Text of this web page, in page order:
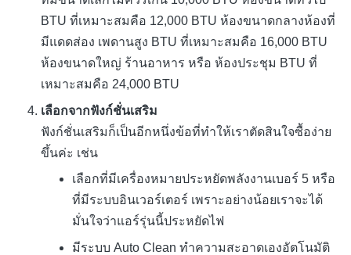
BTU ที่เหมาะสมคือ 12,000 BTU ห้องขนาดกลางห้องที่
มีแดดส่อง เพดานสูง BTU ที่เหมาะสมคือ 16,000 BTU
ห้องขนาดใหญ่ ร้านอาหาร หรือ ห้องประชุม BTU ที่
เหมาะสมคือ 24,000 BTU
เลือกจากฟังก์ชั่นเสริม
ฟังก์ชั่นเสริมก็เป็นอีกหนึ่งข้อที่ทำให้เราตัดสินใจซื้อง่าย
ขึ้นค่ะ เช่น
เลือกที่มีเครื่องหมายประหยัดพลังงานเบอร์ 5 หรือ
ที่มีระบบอินเวอร์เตอร์ เพราะอย่างน้อยเราจะได้
มั่นใจว่าแอร์รุ่นนี้ประหยัดไฟ
มีระบบ Auto Clean ทำความสะอาดเองอัตโนมัติ